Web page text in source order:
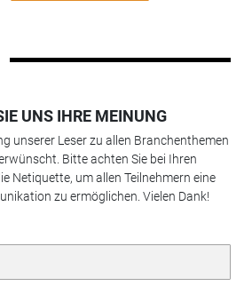
UNS IHRE MEINUNG
unserer Leser zu allen Branchenthemen
Bitte achten Sie bei Ihren
Netiquette, um allen Teilnehmern eine
zu ermöglichen. Vielen Dank!